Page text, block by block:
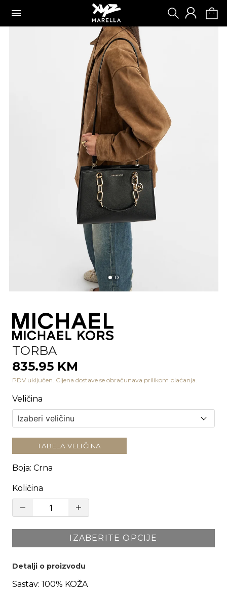
TORBA
835.95 KM
PDV uključen. Cijena dostave se obračunava prilikom plaćanja.
Veličina
TABELA VELIČINA
Boja: Crna
Količina
IZABERITE OPCIJE
Detalji o proizvodu
Sastav: 100% KOŽA